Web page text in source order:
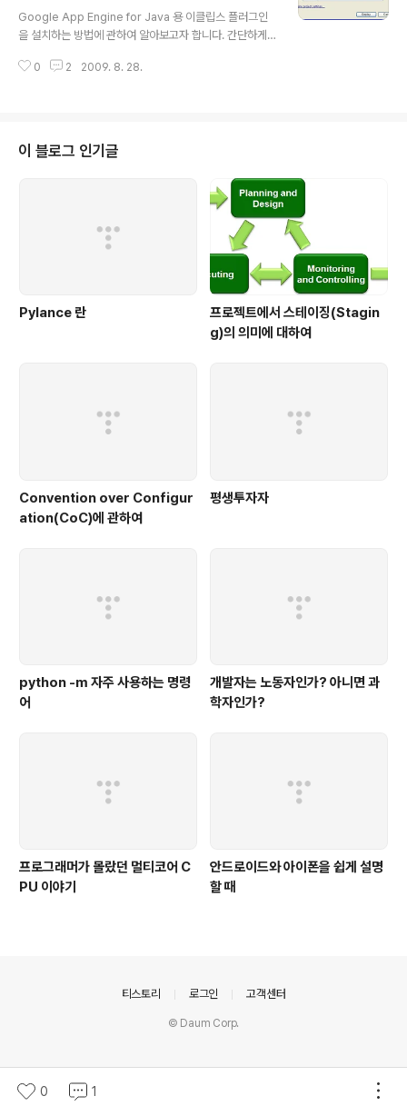
hybrid app_and_gae_datastore_v1.0 View more
presentations from Sun-Jin Jang S04 hybrid ap
Google App Engine for Java 용 이클립스 플러그인
을 설치하는 방법에 관하여 알아보고자 합니다. 간단하게
App Engine for Java를 위한 이클립스 업데이트 URL
업데이트 주소를 확인하실 수 있습니다. 여기에서는 이클
립스 Galileo 버전을 중심으로 알아보겠습니다. 아래와 같
이 우선 메뉴바에 있는 Help >> Install New Software
를 선택합니다. 그럼 아래와 같이 Install 창이 ..
0 2 2009. 8. 28.
이 블로그 인기글
Pylance 란
프로젝트에서 스테이징(Stagin
g)의 의미에 대하여
Convention over Configur
ation(CoC)에 관하여
평생투자자
python -m 자주 사용하는 명령
어
개발자는 노동자인가? 아니면 과
학자인가?
프로그래머가 몰랐던 멀티코어 C
PU 이야기
안드로이드와 아이폰을 쉽게 설명
할 때
0 1
티스토리 로그인 고객센터
© Daum Corp.